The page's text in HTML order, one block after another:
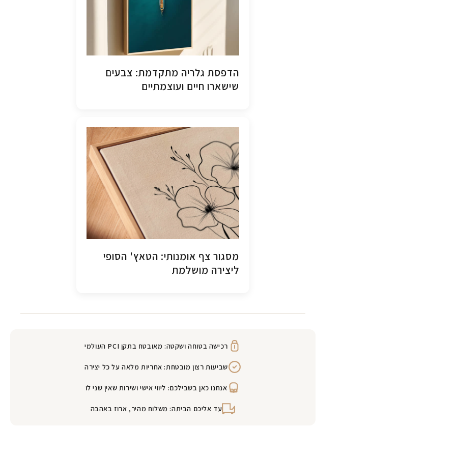
הדפסת גלריה מתקדמת: צבעים
שישארו חיים ועוצמתיים
מסגור צף אומנותי: הטאץ' הסופי
ליצירה מושלמת
רכישה בטוחה ושקטה: מאובטח בתקן PCI העולמי
שביעות רצון מובטחת: אחריות מלאה על כל יצירה
אנחנו כאן בשבילכם: ליווי אישי ושירות שאין שני לו
עד אליכם הביתה: משלוח מהיר, ארוז באהבה